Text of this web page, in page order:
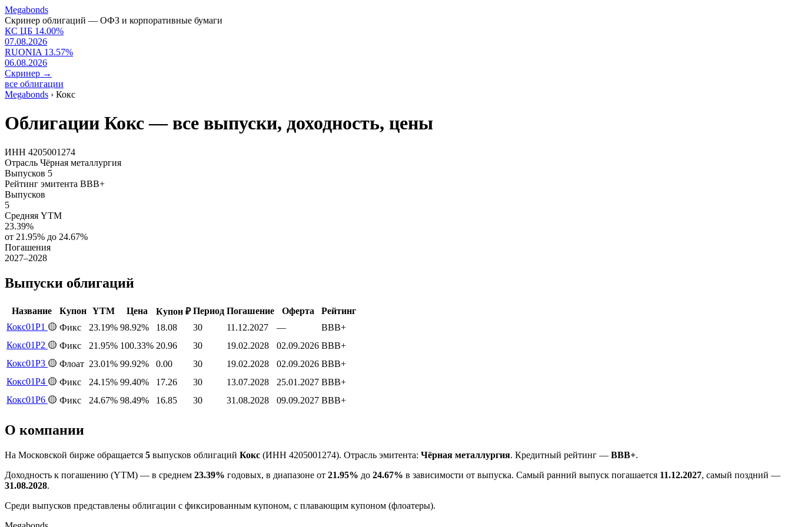
Megabonds
Скринер облигаций — ОФЗ и корпоративные бумаги
КС ЦБ 14.00%
07.08.2026
RUONIA 13.57%
06.08.2026
Скринер →
все облигации
Megabonds › Кокс
Облигации Кокс — все выпуски, доходность, цены
ИНН 4205001274
Отрасль Чёрная металлургия
Выпусков 5
Рейтинг эмитента BBB+
Выпусков
5
Средняя YTM
23.39%
от 21.95% до 24.67%
Погашения
2027–2028
Выпуски облигаций
Название Купон YTM Цена Купон ₽ Период Погашение Оферта
Рейтинг
Кокс01Р1 🟡 Фикс 23.19% 98.92% 18.08 30 11.12.2027 —
BBB+
Кокс01Р2 🟡 Фикс 21.95% 100.33% 20.96 30 19.02.2028 02.09.2026 BBB+
Кокс01Р3 🟡 Флоат 23.01% 99.92% 0.00 30 19.02.2028 02.09.2026 BBB+
Кокс01Р4 🟡 Фикс 24.15% 99.40% 17.26 30 13.07.2028 25.01.2027 BBB+
Кокс01Р6 🟡 Фикс 24.67% 98.49% 16.85 30 31.08.2028 09.09.2027 BBB+
О компании
На Московской бирже обращается 5 выпусков облигаций Кокс (ИНН 4205001274). Отрасль эмитента: Чёрная металлургия. Кредитный рейтинг — BBB+.
Доходность к погашению (YTM) — в среднем 23.39% годовых, в диапазоне от 21.95% до 24.67% в зависимости от выпуска. Самый ранний выпуск погашается 11.12.2027, самый поздний —
31.08.2028.
Среди выпусков представлены облигации с фиксированным купоном, с плавающим купоном (флоатеры).